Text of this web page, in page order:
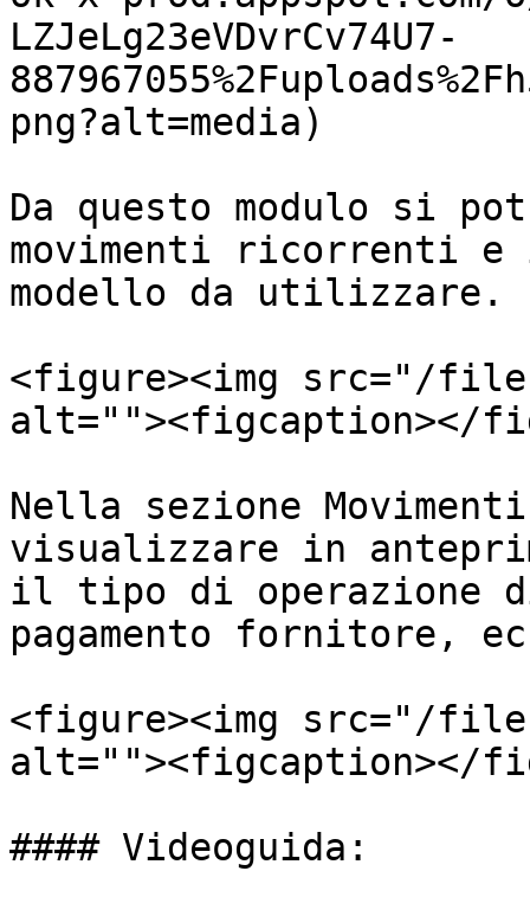
LZJeLg23eVDvrCv74U7-
png?alt=media)
Da questo modulo si
movimenti ricorrenti e
modello da utilizzare.
<figure><img src="/files/
alt=""><figcaption></
Nella sezione
visualizzare in
il tipo di operazione
pagamento fornitore,
<figure><img src="/files/
alt=""><figcaption></
#### Videoguida: